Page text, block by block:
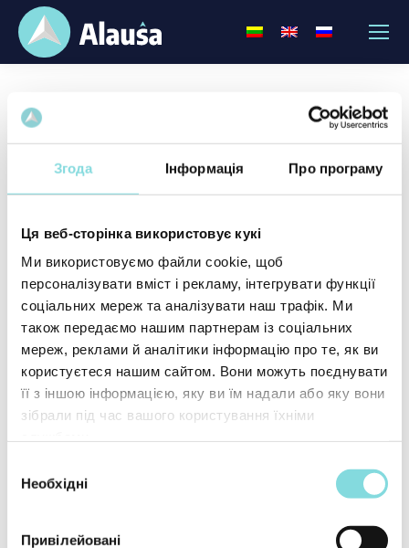
Згода Інформація Про програму
Ця веб-сторінка використовує кукі
Ми використовуємо файли cookie, щоб
персоналізувати вміст і рекламу, інтегрувати функції
соціальних мереж та аналізувати наш трафік. Ми
також передаємо нашим партнерам із соціальних
мереж, реклами й аналітики інформацію про те, як ви
користуєтеся нашим сайтом. Вони можуть поєднувати
її з іншою інформацією, яку ви їм надали або яку вони
зібрали під час вашого користування їхніми
згоди
Необхідні
Привілейовані
UAB „Alauša“
Телефон:+370 389 62146
Ел. пошта:info@alausa.lt
Адреса: Utenio a. 9, 28248 Utena
Код підприємства: 183615620
Код ПДВ: LT836156219